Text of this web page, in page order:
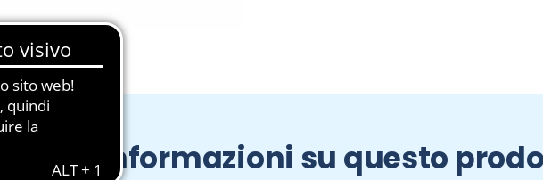
Informazioni su questo